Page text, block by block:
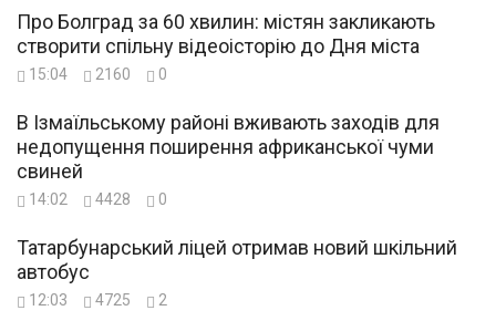
Про Болград за 60 хвилин: містян закликають
створити спільну відеоісторію до Дня міста
15:04 2160 0
В Ізмаїльському районі вживають заходів для
недопущення поширення африканської чуми
свиней
14:02 4428 0
Татарбунарський ліцей отримав новий шкільний
автобус
12:03 4725 2